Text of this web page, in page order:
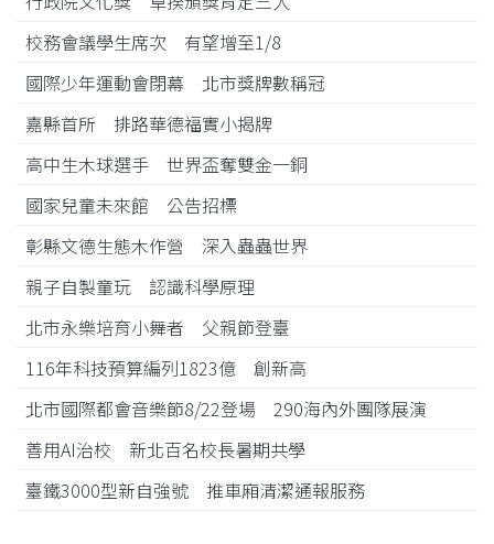
校務會議學生席次 有望增至1/8
國際少年運動會閉幕 北市獎牌數稱冠
嘉縣首所 排路華德福實小揭牌
高中生木球選手 世界盃奪雙金一銅
國家兒童未來館 公告招標
彰縣文德生態木作營 深入蟲蟲世界
親子自製童玩 認識科學原理
北市永樂培育小舞者 父親節登臺
116年科技預算編列1823億 創新高
北市國際都會音樂節8/22登場 290海內外團隊展演
善用AI治校 新北百名校長暑期共學
臺鐵3000型新自強號 推車廂清潔通報服務